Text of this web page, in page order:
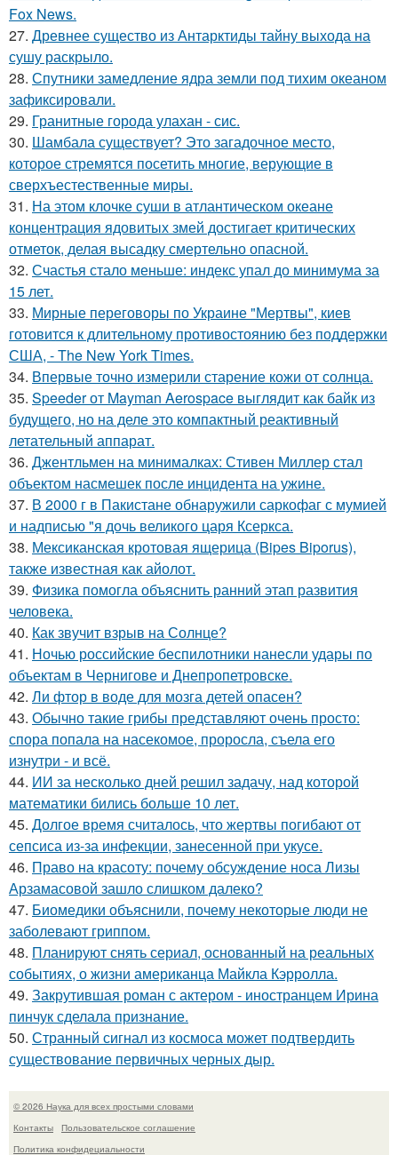
Fox News.
27. Древнее существо из Антарктиды тайну выхода на
сушу раскрыло.
28. Спутники замедление ядра земли под тихим океаном
зафиксировали.
29. Гранитные города улахан - сис.
30. Шамбала существует? Это загадочное место,
которое стремятся посетить многие, верующие в
сверхъестественные миры.
31. На этом клочке суши в атлантическом океане
концентрация ядовитых змей достигает критических
отметок, делая высадку смертельно опасной.
32. Счастья стало меньше: индекс упал до минимума за
15 лет.
33. Мирные переговоры по Украине "Мертвы", киев
готовится к длительному противостоянию без поддержки
США, - The New York Times.
34. Впервые точно измерили старение кожи от солнца.
35. Speeder от Mayman Aerospace выглядит как байк из
будущего, но на деле это компактный реактивный
летательный аппарат.
36. Джентльмен на минималках: Стивен Миллер стал
объектом насмешек после инцидента на ужине.
37. В 2000 г в Пакистане обнаружили саркофаг с мумией
и надписью "я дочь великого царя Ксеркса.
38. Мексиканская кротовая ящерица (Bipes Biporus),
также известная как айолот.
39. Физика помогла объяснить ранний этап развития
человека.
40. Как звучит взрыв на Солнце?
41. Ночью российские беспилотники нанесли удары по
объектам в Чернигове и Днепропетровске.
42. Ли фтор в воде для мозга детей опасен?
43. Обычно такие грибы представляют очень просто:
спора попала на насекомое, проросла, съела его
изнутри - и всё.
44. ИИ за несколько дней решил задачу, над которой
математики бились больше 10 лет.
45. Долгое время считалось, что жертвы погибают от
сепсиса из-за инфекции, занесенной при укусе.
46. Право на красоту: почему обсуждение носа Лизы
Арзамасовой зашло слишком далеко?
47. Биомедики объяснили, почему некоторые люди не
заболевают гриппом.
48. Планируют снять сериал, основанный на реальных
событиях, о жизни американца Майкла Кэрролла.
49. Закрутившая роман с актером - иностранцем Ирина
пинчук сделала признание.
50. Странный сигнал из космоса может подтвердить
существование первичных черных дыр.
© 2026 Наука для всех простыми словами
Контакты
Пользовательское соглашение
Политика конфидециальности